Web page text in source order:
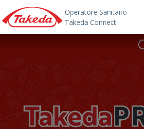
Skip to main content